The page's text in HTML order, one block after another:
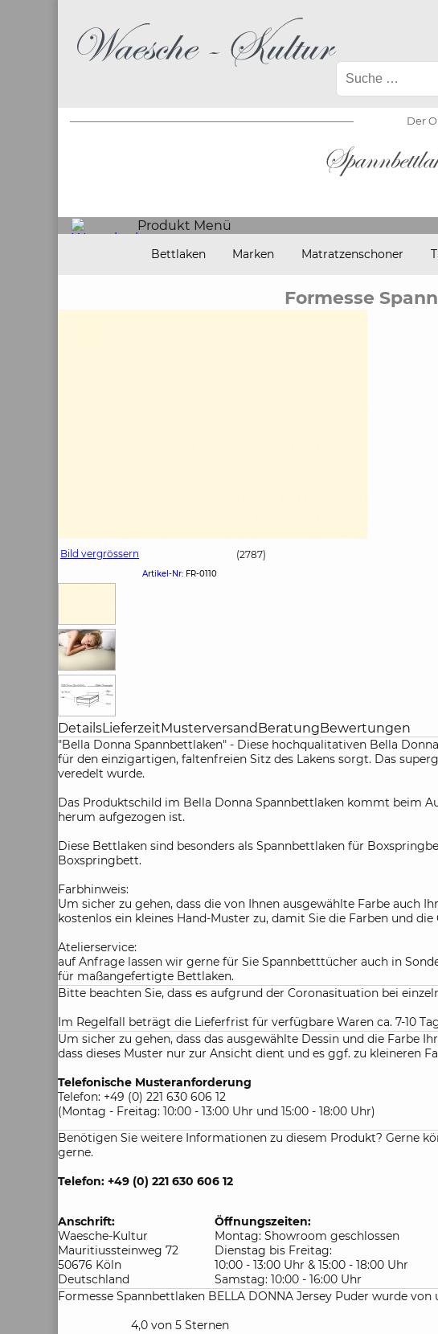
Der
Produkt Menü
Bettlaken Marken Matratzenschoner
Formesse
Bild vergrössern (2787)
Artikel-Nr: FR-0110
DetailsLieferzeit Musterversand Beratung Bewertungen
"Bella Donna Spannbettlaken" - Diese hochqualitativen Bella
für den einzigartigen, faltenfreien Sitz des Lakens sorgt. Das
veredelt wurde.
Das Produktschild im Bella Donna Spannbettlaken kommt beim
herum aufgezogen ist.
Diese Bettlaken sind besonders als Spannbettlaken für
Boxspringbett.
Farbhinweis:
Um sicher zu gehen, dass die von Ihnen ausgewählte Farbe auch
kostenlos ein kleines Hand-Muster zu, damit Sie die Farben und
Atelierservice:
auf Anfrage lassen wir gerne für Sie Spannbetttücher auch in
für maßangefertigte Bettlaken.
Bitte beachten Sie, dass es aufgrund der Coronasituation bei
Im Regelfall beträgt die Lieferfrist für verfügbare Waren ca. 7-10
Um sicher zu gehen, dass das ausgewählte Dessin und die Farbe
dass dieses Muster nur zur Ansicht dient und es ggf. zu kleineren
Telefonische Musteranforderung
Telefon: +49 (0) 221 630 606 12
(Montag - Freitag: 10:00 - 13:00 Uhr und 15:00 - 18:00 Uhr)
Benötigen Sie weitere Informationen zu diesem Produkt? Gerne
gerne.
Telefon: +49 (0) 221 630 606 12
Anschrift:
Waesche-Kultur
Mauritiussteinweg 72
50676 Köln
Deutschland
Öffnungszeiten:
Montag: Showroom geschlossen
Dienstag bis Freitag:
10:00 - 13:00 Uhr & 15:00 - 18:00 Uhr
Samstag: 10:00 - 16:00 Uhr
Formesse Spannbettlaken BELLA DONNA Jersey Puder wurde
4,0 von 5 Sternen